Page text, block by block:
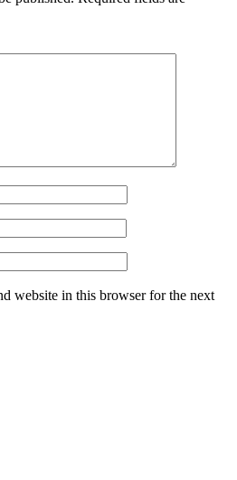
website in this browser for the next